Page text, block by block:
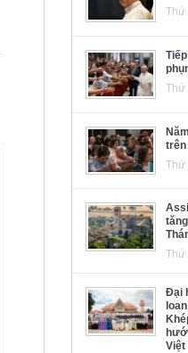
Thứ
Thứ
Thứ
Thứ
Đại
Việt